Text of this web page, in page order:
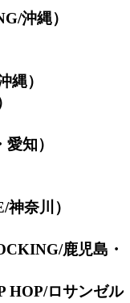
沖縄）
縄）
知）
奈川）
鹿児島・
HOP/ロサンゼル